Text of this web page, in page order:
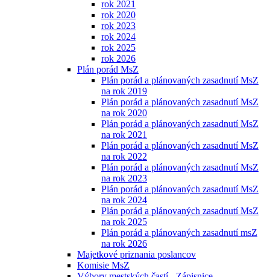
rok 2021
rok 2020
rok 2023
rok 2024
rok 2025
rok 2026
Plán porád MsZ
Plán porád a plánovaných zasadnutí MsZ
na rok 2019
Plán porád a plánovaných zasadnutí MsZ
na rok 2020
Plán porád a plánovaných zasadnutí MsZ
na rok 2021
Plán porád a plánovaných zasadnutí MsZ
na rok 2022
Plán porád a plánovaných zasadnutí MsZ
na rok 2023
Plán porád a plánovaných zasadnutí MsZ
na rok 2024
Plán porád a plánovaných zasadnutí MsZ
na rok 2025
Plán porád a plánovaných zasadnutí msZ
na rok 2026
Majetkové priznania poslancov
Komisie MsZ